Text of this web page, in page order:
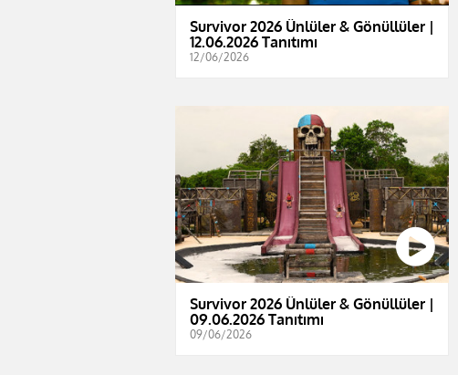
Survivor 2026 Ünlüler & Gönüllüler |
12.06.2026 Tanıtımı
12/06/2026
Survivor 2026 Ünlüler & Gönüllüler |
09.06.2026 Tanıtımı
09/06/2026